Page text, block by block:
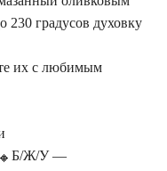
230 градусов духовку
их с любимым
Б/Ж/У —